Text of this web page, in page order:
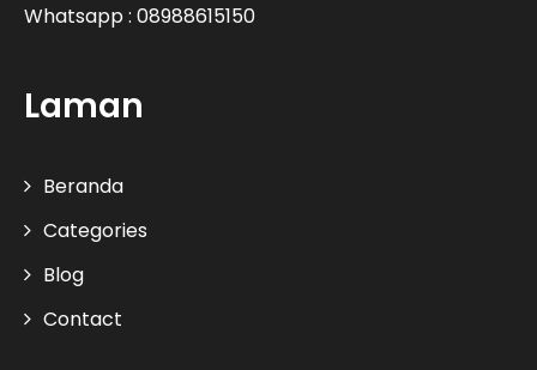
Whatsapp : 08988615150
Laman
Beranda
Categories
Blog
Contact